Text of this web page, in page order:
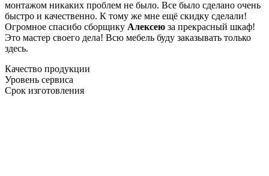
монтажом никаких проблем не было. Все было сделано очень
быстро и качественно. К тому же мне ещё скидку сделали!
Огромное спасибо сборщику Алексею за прекрасный шкаф!
Это мастер своего дела! Всю мебель буду заказывать только
здесь.
Качество продукции
Уровень сервиса
Срок изготовления